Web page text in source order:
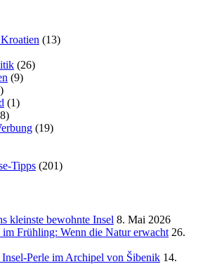
(13)
(26)
(9)
(1)
(19)
Tipps (201)
kleinste bewohnte Insel 8. Mai 2026
Frühling: Wenn die Natur erwacht 26.
Perle im Archipel von Šibenik 14.